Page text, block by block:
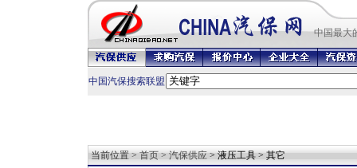
中国最大
中国汽保搜索联盟
当前位置 > 首页 > 汽保供应 > 液压工具 > 其它